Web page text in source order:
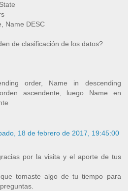
Name DESC
de clasificación de los datos?
order, Name in descending
ascendente, luego Name en
18 de febrero de 2017, 19:45:00
por la visita y el aporte de tus
tomaste algo de tu tiempo para